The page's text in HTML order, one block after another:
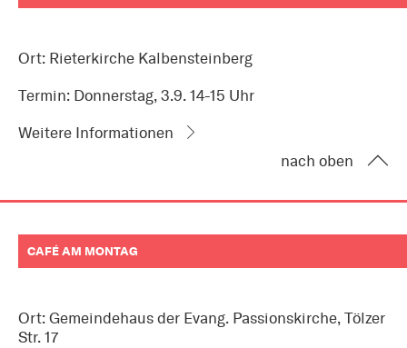
Ort: Rieterkirche Kalbensteinberg
Termin: Donnerstag, 3.9. 14-15 Uhr
Weitere Informationen
nach oben
CAFÉ AM MONTAG
Ort: Gemeindehaus der Evang. Passionskirche, Tölzer
Str. 17